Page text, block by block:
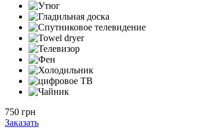
750 грн
Заказать